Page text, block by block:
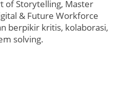
of Storytelling, Master
& Future Workforce
berpikir kritis, kolaborasi,
solving.